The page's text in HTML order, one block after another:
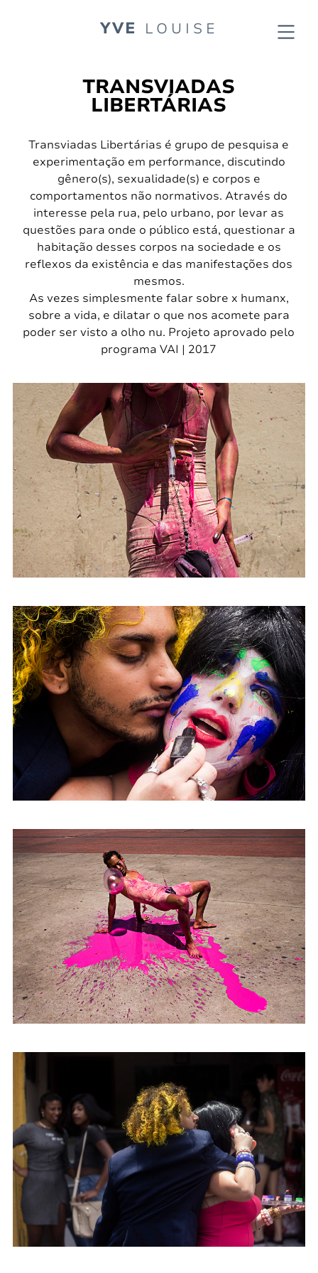
YVE LOUISE
TRANSVIADAS
LIBERTÁRIAS
Transviadas Libertárias é grupo de pesquisa e
experimentação em performance, discutindo
gênero(s), sexualidade(s) e corpos e
comportamentos não normativos. Através do
interesse pela rua, pelo urbano, por levar as
questões para onde o público está, questionar a
habitação desses corpos na sociedade e os
reflexos da existência e das manifestações dos
mesmos.
As vezes simplesmente falar sobre x humanx,
sobre a vida, e dilatar o que nos acomete para
poder ser visto a olho nu. Projeto aprovado pelo
programa VAI | 2017